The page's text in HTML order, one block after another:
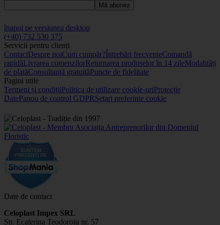
Mă abonez
înapoi pe versiunea desktop
(+40) 732 530 375
Servicii pentru clienți
ContactDespre noiCum cumpăr?Întrebări frecventeComandă
rapidăLivrarea comenzilorReturnarea produselor în 14 zileModalități
de platăConsultanță gratuităPuncte de fidelitate
Pagini utile
Termeni și condițiiPolitica de utilizare cookie-uriProtecție
DatePanou de control GDPRSetari preferinte cookie
Date de contact
Celoplast Impex SRL
Str. Ecaterina Teodoroiu nr. 57